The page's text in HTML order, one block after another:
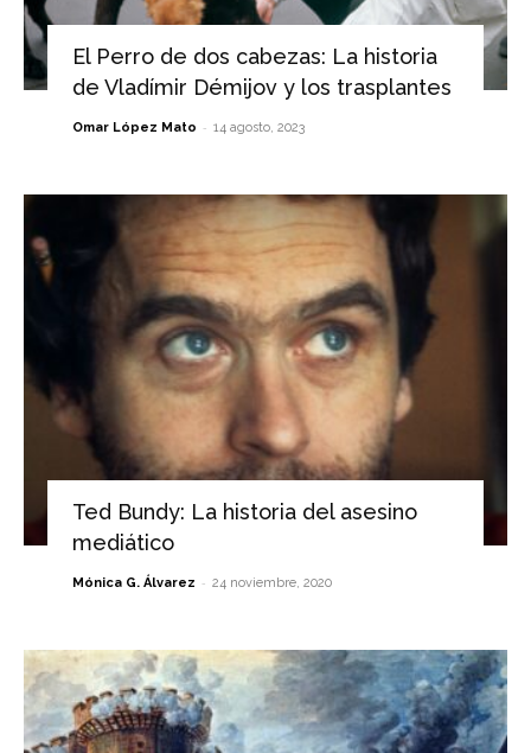
El Perro de dos cabezas: La historia
de Vladímir Démijov y los trasplantes
Omar López Mato - 14 agosto, 2023
Ted Bundy: La historia del asesino
mediático
Mónica G. Álvarez - 24 noviembre, 2020